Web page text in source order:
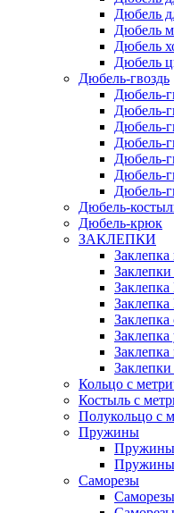
Дюбель
Дюбель
Дюбель
Дюбель
Дюбель-гвоздь
Дюбель-
Дюбель-
Дюбель-
Дюбель-
Дюбель-
Дюбель-
Дюбель-
Дюбель-
Дюбель-крюк
ЗАКЛЕПКИ
Заклепка
Заклепка
Заклепка
Кольцо с
Костыль с
Полукольцо с
Пружины
Пружины
Пружины
Саморезы